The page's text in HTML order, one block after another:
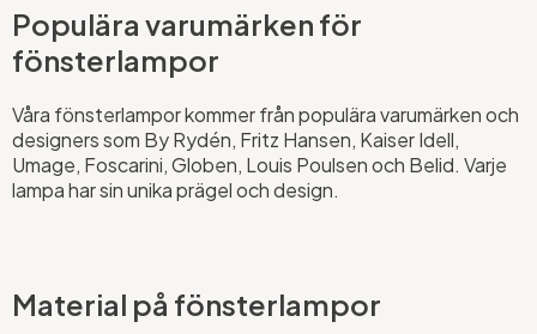
Populära varumärken för
fönsterlampor
Våra fönsterlampor kommer från populära varumärken och
designers som By Rydén, Fritz Hansen, Kaiser Idell,
Umage, Foscarini, Globen, Louis Poulsen och Belid. Varje
lampa har sin unika prägel och design.
Material på fönsterlampor